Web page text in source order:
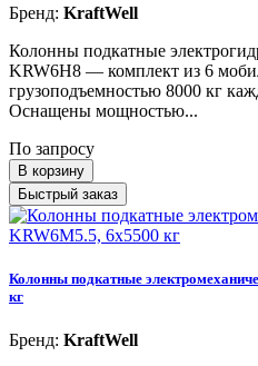
Бренд: KraftWell
Колонны подкатные
KRW6H8 — комплект из 6
грузоподъемностью 8000 кг
Оснащены мощностью...
По запросу
В корзину
Быстрый заказ
Колонны подкатные
кг
Бренд: KraftWell